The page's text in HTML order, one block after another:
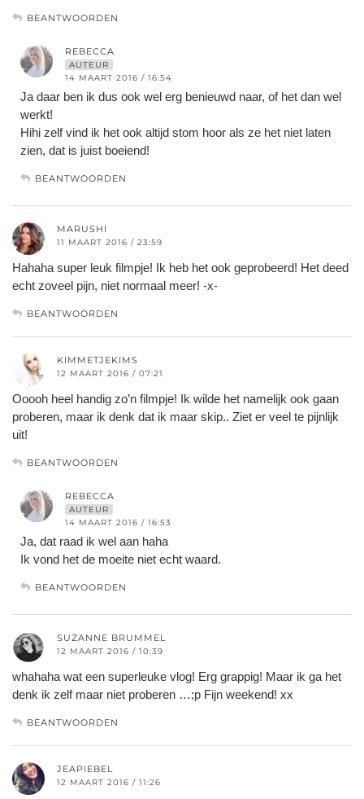
BEANTWOORDEN
REBECCA
AUTEUR
14 MAART 2016 / 16:54
Ja daar ben ik dus ook wel erg benieuwd naar, of het dan wel
werkt!
Hihi zelf vind ik het ook altijd stom hoor als ze het niet laten
zien, dat is juist boeiend!
BEANTWOORDEN
MARUSHI
11 MAART 2016 / 23:59
Hahaha super leuk filmpje! Ik heb het ook geprobeerd! Het deed
echt zoveel pijn, niet normaal meer! -x-
BEANTWOORDEN
KIMMETJEKIMS
12 MAART 2016 / 07:21
Ooooh heel handig zo’n filmpje! Ik wilde het namelijk ook gaan
proberen, maar ik denk dat ik maar skip.. Ziet er veel te pijnlijk
uit!
BEANTWOORDEN
REBECCA
AUTEUR
14 MAART 2016 / 16:53
Ja, dat raad ik wel aan haha
Ik vond het de moeite niet echt waard.
BEANTWOORDEN
SUZANNE BRUMMEL
12 MAART 2016 / 10:39
whahaha wat een superleuke vlog! Erg grappig! Maar ik ga het
denk ik zelf maar niet proberen …;p Fijn weekend! xx
BEANTWOORDEN
JEAPIEBEL
12 MAART 2016 / 11:26